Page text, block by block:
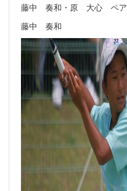
藤中 奏和・原 大心 ペア
藤中 奏和